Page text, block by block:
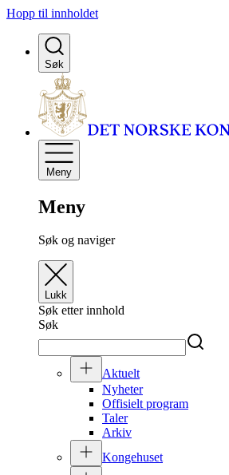
Hopp til innholdet
Søk
Meny
Meny
Søk og naviger
Lukk
Søk etter innhold
Søk
Aktuelt
Nyheter
Offisielt program
Taler
Arkiv
Kongehuset